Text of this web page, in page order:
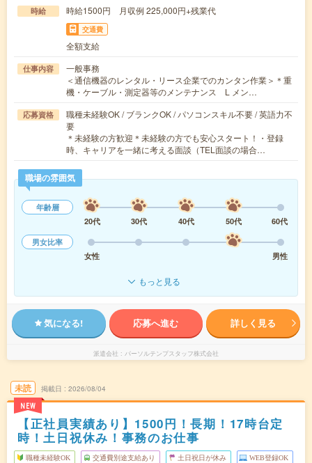
時給 時給1500円 月収例 225,000円+残業代
交通費
全額支給
仕事内容
一般事務
＜通信機器のレンタル・リース企業でのカンタン作業＞＊重
機・ケーブル・測定器等のメンテナンス L メン…
応募資格
職種未経験OK / ブランクOK / パソコンスキル不要 / 英語力不
要
＊未経験の方歓迎＊未経験の方でも安心スタート！・登録
時、キャリアを一緒に考える面談（TEL面談の場合…
職場の雰囲気
年齢層
20代
30代 40代 50代
60代
男女比率
女性
男性
もっと見る
気になる! 応募へ進む 詳しく見る
派遣会社 パーソルテンプスタッフ株式会社
未読
NEW
掲載日 2026/08/04
【正社員実績あり】1500円！長期！17時台定
時！土日祝休み！事務のお仕事
職種未経験OK 交通費別途支給あり 土日祝日が休み WEB登録OK